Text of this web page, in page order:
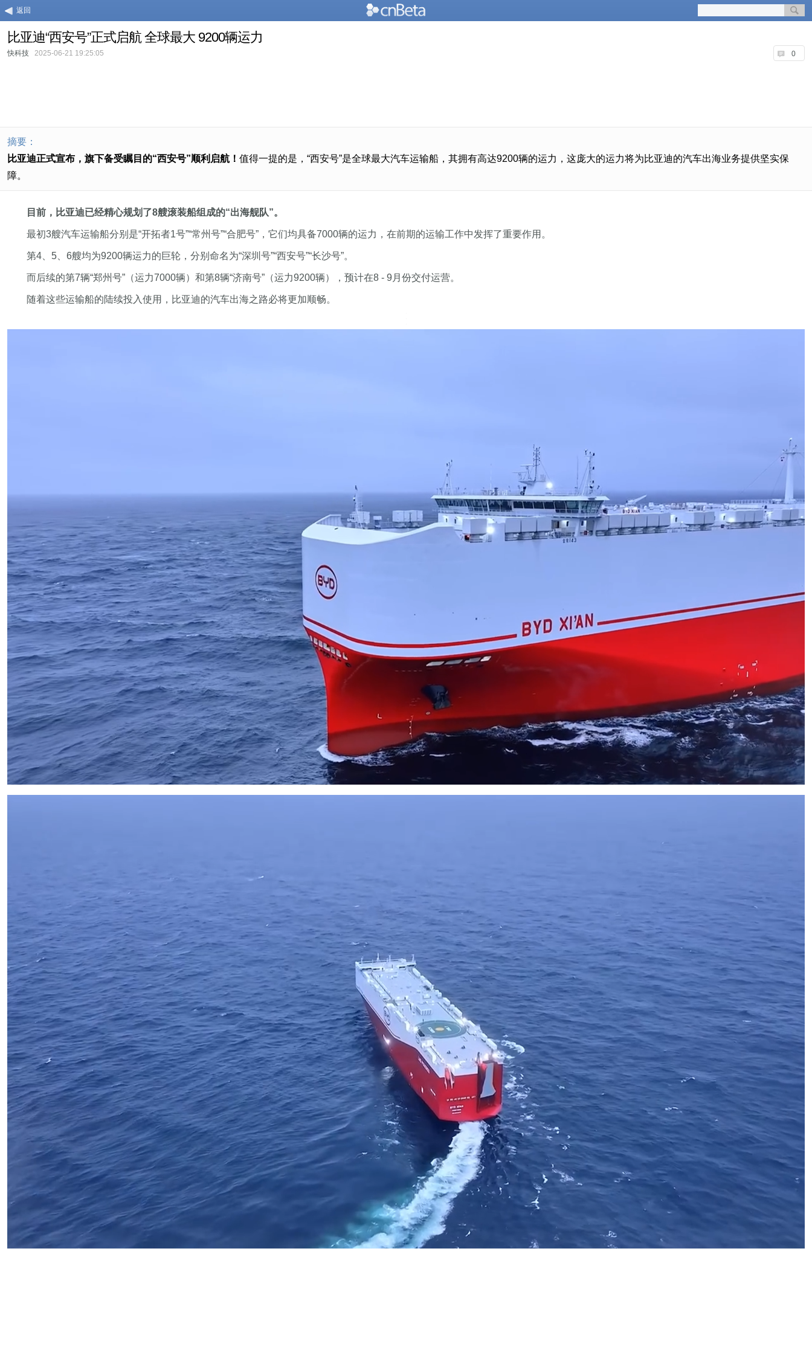
返回
比亚迪“西安号”正式启航 全球最大 9200辆运力
0
快科技 2025-06-21 19:25:05
摘要：
比亚迪正式宣布，旗下备受瞩目的“西安号”顺利启航！ 值得一提的是，“西安号”是全球最大汽车运输船，其拥有高达9200辆的运力，这庞大的运力将为比亚迪的汽车出海业务提供坚实保
障。
目前，比亚迪已经精心规划了8艘滚装船组成的“出海舰队”。
最初3艘汽车运输船分别是“开拓者1号”“常州号”“合肥号”，它们均具备7000辆的运力，在前期的运输工作中发挥了重要作用。
第4、5、6艘均为9200辆运力的巨轮，分别命名为“深圳号”“西安号”“长沙号”。
而后续的第7辆“郑州号”（运力7000辆）和第8辆“济南号”（运力9200辆），预计在8 - 9月份交付运营。
随着这些运输船的陆续投入使用，比亚迪的汽车出海之路必将更加顺畅。